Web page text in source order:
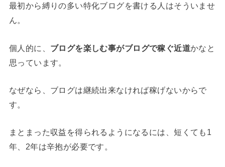
最初から縛りの多い特化ブログを書ける人はそういませ
ん。
個人的に、 ブログを楽しむ事がブログで稼ぐ近道かなと
思っています。
なぜなら、ブログは継続出来なければ稼げないからで
す。
まとまった収益を得られるようになるには、短くても1
年、2年は辛抱が必要です。